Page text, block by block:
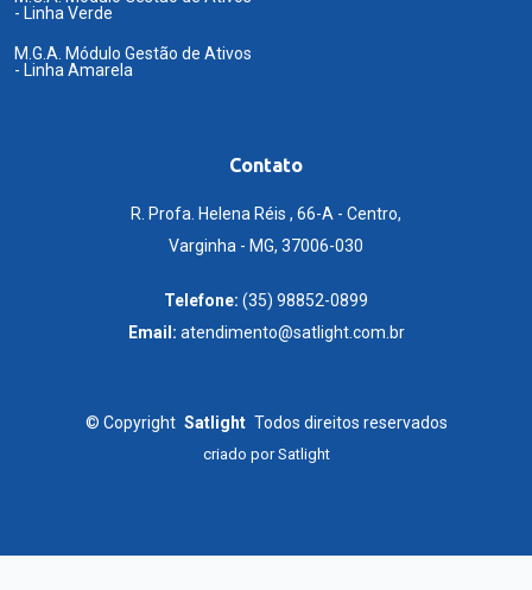
- Linha Verde
M.G.A. Módulo Gestão de Ativos
- Linha Amarela
Contato
R. Profa. Helena Réis , 66-A - Centro,
Varginha - MG, 37006-030
Telefone: (35) 98852-0899
Email: atendimento@satlight.com.br
© Copyright Satlight Todos direitos reservados
criado porSatlight